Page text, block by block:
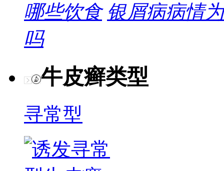
哪些饮食 银屑病病情
吗
牛皮癣类型
寻常型